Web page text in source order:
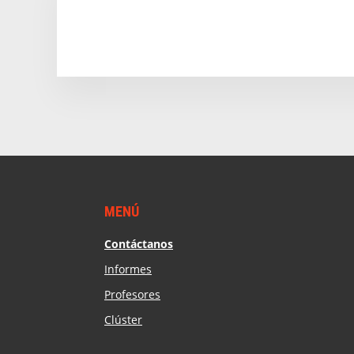
MENÚ
Contáctanos
Informes
Profesores
Clúster